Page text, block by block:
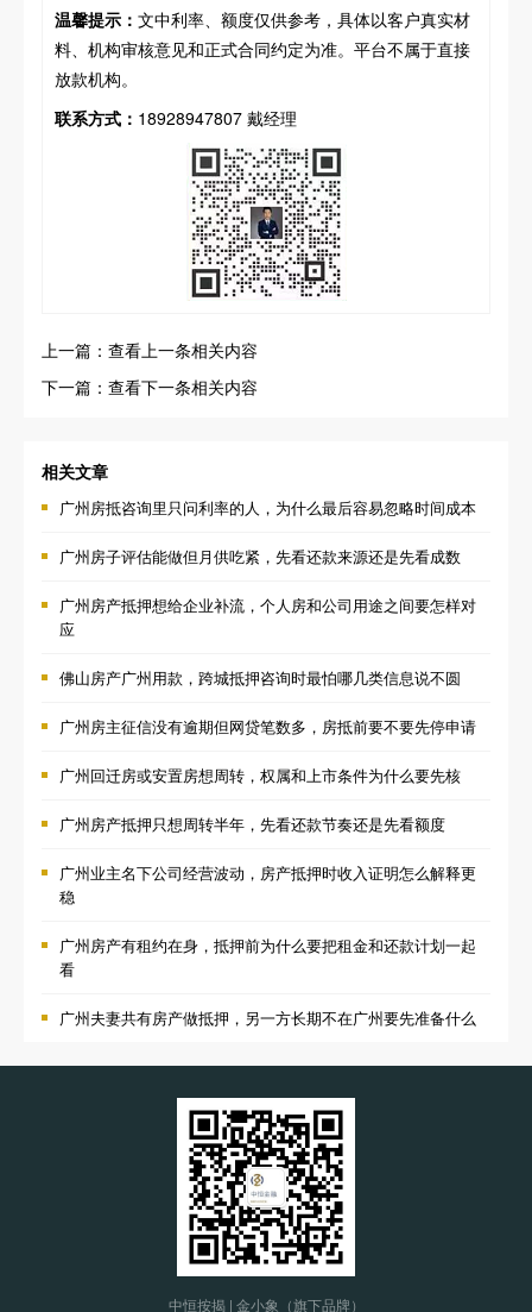
温馨提示： 文中利率、额度仅供参考，具体以客户真实材
料、机构审核意见和正式合同约定为准。平台不属于直接
放款机构。
联系方式： 18928947807 戴经理
上一篇：查看上一条相关内容
下一篇：查看下一条相关内容
相关文章
广州房抵咨询里只问利率的人，为什么最后容易忽略时间成本
广州房子评估能做但月供吃紧，先看还款来源还是先看成数
广州房产抵押想给企业补流，个人房和公司用途之间要怎样对
应
佛山房产广州用款，跨城抵押咨询时最怕哪几类信息说不圆
广州房主征信没有逾期但网贷笔数多，房抵前要不要先停申请
广州回迁房或安置房想周转，权属和上市条件为什么要先核
广州房产抵押只想周转半年，先看还款节奏还是先看额度
广州业主名下公司经营波动，房产抵押时收入证明怎么解释更
稳
广州房产有租约在身，抵押前为什么要把租金和还款计划一起
看
广州夫妻共有房产做抵押，另一方长期不在广州要先准备什么
中恒按揭 | 金小象（旗下品牌）